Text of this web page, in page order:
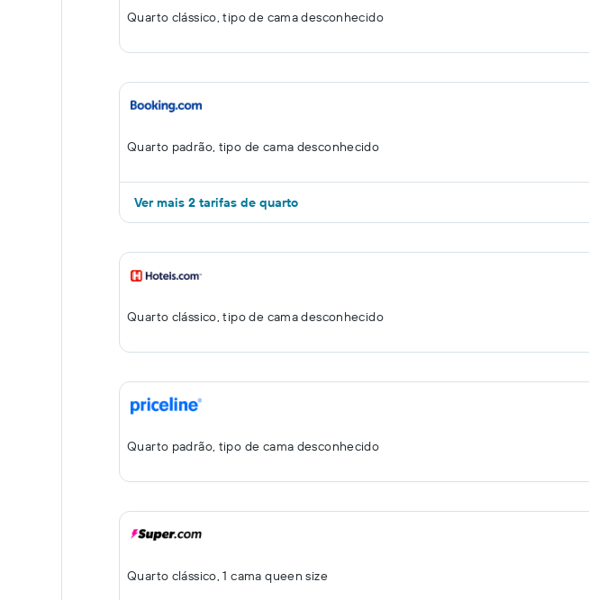
Quarto clássico, tipo de cama desconhecido
Quarto padrão, tipo de cama desconhecido
Ver mais 2 tarifas de quarto
Quarto clássico, tipo de cama desconhecido
Quarto padrão, tipo de cama desconhecido
Quarto clássico, 1 cama queen size